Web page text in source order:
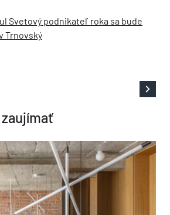
Svetový podnikateľ roka sa bude
Trnovský
zaujímať